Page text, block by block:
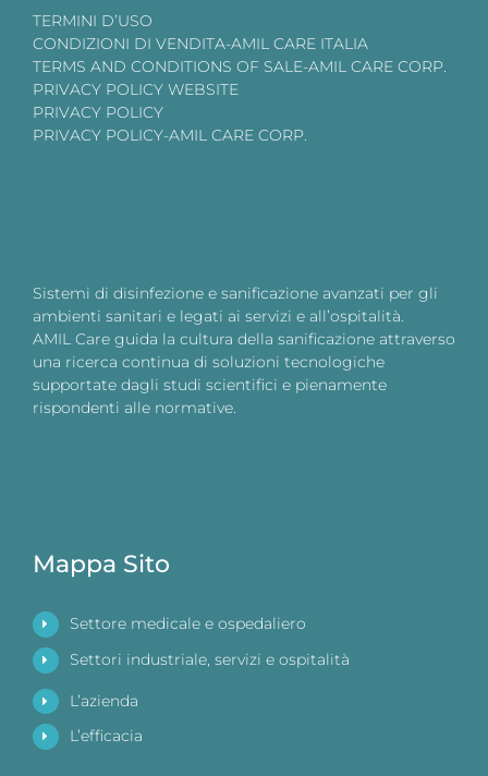
TERMINI D’USO
CONDIZIONI DI VENDITA-AMIL CARE ITALIA
TERMS AND CONDITIONS OF SALE-AMIL CARE CORP.
PRIVACY POLICY WEBSITE
PRIVACY POLICY
PRIVACY POLICY-AMIL CARE CORP.
Sistemi di disinfezione e sanificazione avanzati per gli
ambienti sanitari e legati ai servizi e all’ospitalità.
AMIL Care guida la cultura della sanificazione attraverso
una ricerca continua di soluzioni tecnologiche
supportate dagli studi scientifici e pienamente
rispondenti alle normative.
Mappa Sito
Settore medicale e ospedaliero
Settori industriale, servizi e ospitalità
L’azienda
L’efficacia